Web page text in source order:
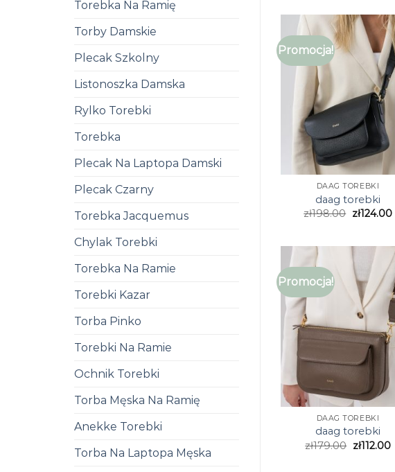
Torebka Na Ramię
Torby Damskie
Plecak Szkolny
Listonoszka Damska
Rylko Torebki
Torebka
Plecak Na Laptopa Damski
Plecak Czarny
Torebka Jacquemus
Chylak Torebki
Torebka Na Ramie
Torebki Kazar
Torba Pinko
Torebki Na Ramie
Ochnik Torebki
Torba Męska Na Ramię
Anekke Torebki
Torba Na Laptopa Męska
Promocja!
DAAG TOREBKI
daag torebki
zł198.00 zł124.00
Promocja!
DAAG TOREBKI
daag torebki
zł179.00 zł112.00